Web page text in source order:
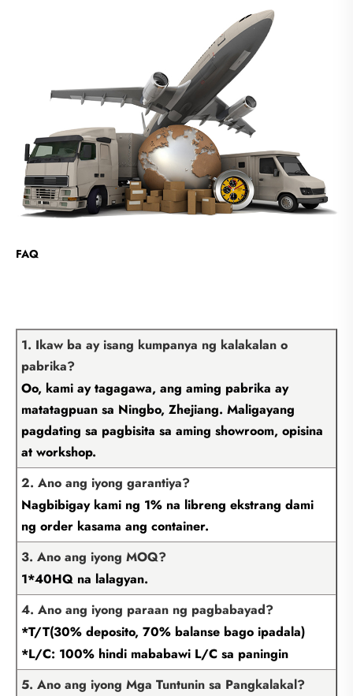
FAQ
1. Ikaw ba ay isang kumpanya ng kalakalan o
pabrika?
Oo, kami ay tagagawa, ang aming pabrika ay
matatagpuan sa Ningbo, Zhejiang. Maligayang
pagdating sa pagbisita sa aming showroom, opisina
at workshop.
2. Ano ang iyong garantiya?
Nagbibigay kami ng 1% na libreng ekstrang dami
ng order kasama ang container.
3. Ano ang iyong MOQ?
1*40HQ na lalagyan.
4. Ano ang iyong paraan ng pagbabayad?
*T/T(30% deposito, 70% balanse bago ipadala)
*L/C: 100% hindi mababawi L/C sa paningin
5. Ano ang iyong Mga Tuntunin sa Pangkalakal?